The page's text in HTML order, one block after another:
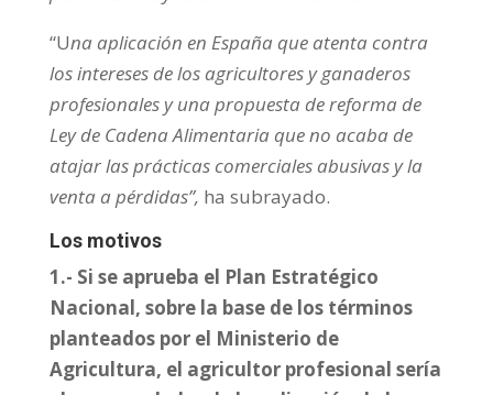
“Una aplicación en España que atenta contra
los intereses de los agricultores y ganaderos
profesionales y una propuesta de reforma de
Ley de Cadena Alimentaria que no acaba de
atajar las prácticas comerciales abusivas y la
venta a pérdidas”, ha subrayado.
Los motivos
1.- Si se aprueba el Plan Estratégico
Nacional, sobre la base de los términos
planteados por el Ministerio de
Agricultura, el agricultor profesional sería